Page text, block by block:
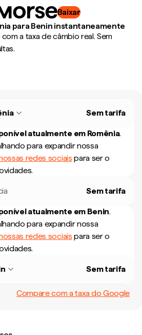
Baixar
para Benin instantaneamente
a taxa de câmbio real. Sem
Sem tarifa
atualmente em Romênia.
para expandir nossa
redes sociais para ser o
Sem tarifa
atualmente em Benin.
para expandir nossa
redes sociais para ser o
Sem tarifa
Compare com a taxa do Google